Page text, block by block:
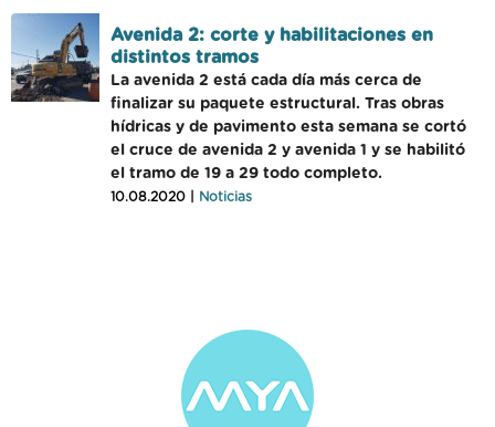
Avenida 2: corte y habilitaciones en
distintos tramos
La avenida 2 está cada día más cerca de
finalizar su paquete estructural. Tras obras
hídricas y de pavimento esta semana se cortó
el cruce de avenida 2 y avenida 1 y se habilitó
el tramo de 19 a 29 todo completo.
10.08.2020 | Noticias